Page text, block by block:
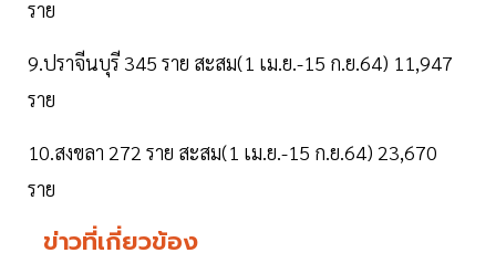
ราย
9.ปราจีนบุรี 345 ราย สะสม(1 เม.ย.-15 ก.ย.64) 11,947
ราย
10.สงขลา 272 ราย สะสม(1 เม.ย.-15 ก.ย.64) 23,670
ราย
ข่าวที่เกี่ยวข้อง